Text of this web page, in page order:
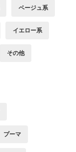
ベージュ系
イエロー系
その他
プーマ